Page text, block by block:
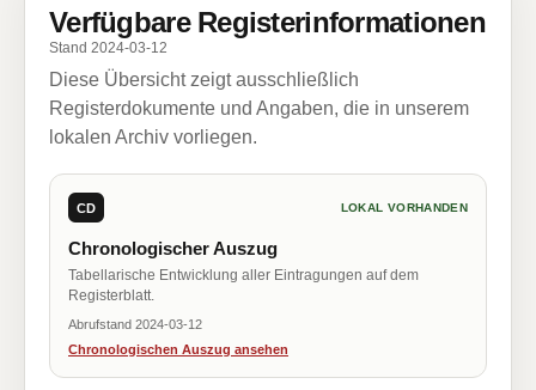
Verfügbare Registerinformationen
Stand 2024-03-12
Diese Übersicht zeigt ausschließlich
Registerdokumente und Angaben, die in unserem
lokalen Archiv vorliegen.
CD LOKAL VORHANDEN
Chronologischer Auszug
Tabellarische Entwicklung aller Eintragungen auf dem
Registerblatt.
Abrufstand 2024-03-12
Chronologischen Auszug ansehen